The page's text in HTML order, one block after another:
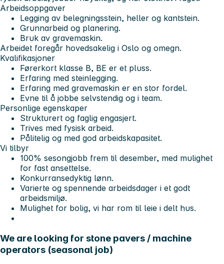
Arbeidsoppgaver
Legging av belegningsstein, heller og kantstein.
Grunnarbeid og planering.
Bruk av gravemaskin.
Arbeidet foregår hovedsakelig i Oslo og omegn.
Kvalifikasjoner
Førerkort klasse B, BE er et pluss.
Erfaring med steinlegging.
Erfaring med gravemaskin er en stor fordel.
Evne til å jobbe selvstendig og i team.
Personlige egenskaper
Strukturert og faglig engasjert.
Trives med fysisk arbeid.
Pålitelig og med god arbeidskapasitet.
Vi tilbyr
100% sesongjobb frem til desember, med mulighet
for fast ansettelse.
Konkurransedyktig lønn.
Varierte og spennende arbeidsdager i et godt
arbeidsmiljø.
Mulighet for bolig, vi har rom til leie i delt hus.
We are looking for stone pavers / machine
operators (seasonal job)